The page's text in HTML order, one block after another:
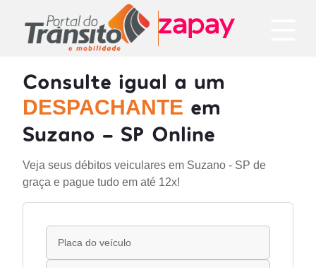
Consulte igual a um
DESPACHANTE em
Suzano - SP Online
Veja seus débitos veiculares em Suzano - SP de
graça e pague tudo em até 12x!